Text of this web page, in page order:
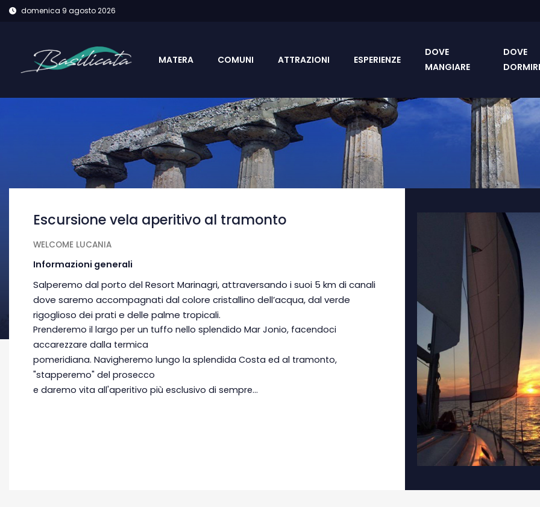
domenica 9 agosto 2026
MATERA COMUNI ATTRAZIONI ESPERIENZE
DOVE
MANGIARE
DOVE
Escursione vela aperitivo al tramonto
WELCOME LUCANIA
Informazioni generali
Salperemo dal porto del Resort Marinagri, attraversando i suoi 5 km di canali
dove saremo accompagnati dal colore cristallino dell’acqua, dal verde
rigoglioso dei prati e delle palme tropicali.
Prenderemo il largo per un tuffo nello splendido Mar Jonio, facendoci
accarezzare dalla termica
pomeridiana. Navigheremo lungo la splendida Costa ed al tramonto,
"stapperemo" del prosecco
e daremo vita all'aperitivo più esclusivo di sempre...